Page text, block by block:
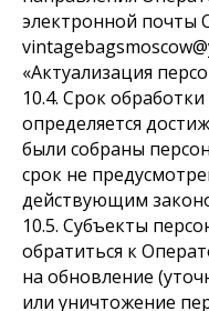
электронной почты
«Актуализация
10.4. Срок
определяется
были собраны
срок не
действующим
10.5. Субъекты
обратиться к
на обновление
или уничтожение